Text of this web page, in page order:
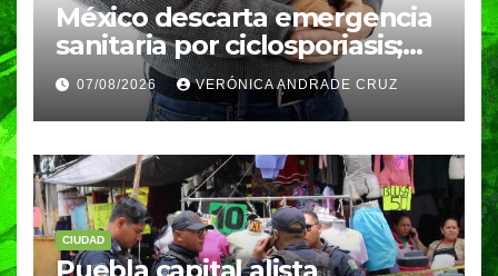
México descarta emergencia
sanitaria por ciclosporiasis;
reportan 33 casos en dos
meses
07/08/2026 VERÓNICA ANDRADE CRUZ
CIUDAD